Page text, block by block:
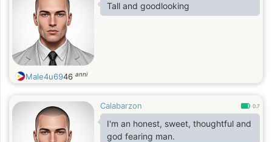
Tall and goodlooking
Male4u6946 anni
Calabarzon 0.7
I'm an honest, sweet, thoughtful and
god fearing man.